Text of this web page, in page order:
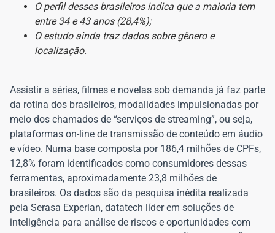
O perfil desses brasileiros indica que a maioria tem
entre 34 e 43 anos (28,4%);
O estudo ainda traz dados sobre gênero e
localização.
Assistir a séries, filmes e novelas sob demanda já faz parte
da rotina dos brasileiros, modalidades impulsionadas por
meio dos chamados de “serviços de streaming”, ou seja,
plataformas on-line de transmissão de conteúdo em áudio
e vídeo. Numa base composta por 186,4 milhões de CPFs,
12,8% foram identificados como consumidores dessas
ferramentas, aproximadamente 23,8 milhões de
brasileiros. Os dados são da pesquisa inédita realizada
pela Serasa Experian, datatech líder em soluções de
inteligência para análise de riscos e oportunidades com